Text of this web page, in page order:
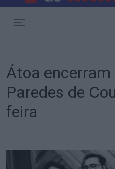
Átoa
Paredes de
feira